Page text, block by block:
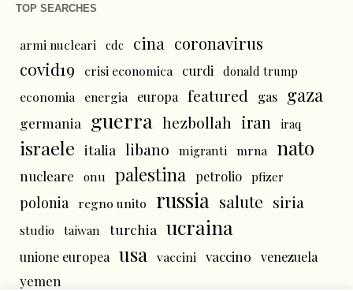
TOP SEARCHES
armi nucleari cdc cina coronavirus
covid19 crisi economica curdi donald trump
economia energia europa featured gas gaza
germania guerra hezbollah iran iraq
israele italia libano migranti mrna nato
nucleare onu palestina petrolio pfizer
polonia regno unito russia salute siria
studio taiwan turchia ucraina
unione europea usa vaccini vaccino venezuela
yemen